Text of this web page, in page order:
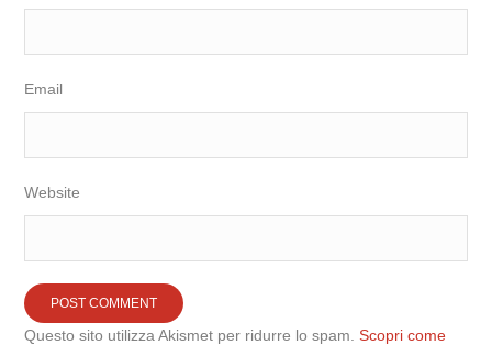
Email
Website
Questo sito utilizza Akismet per ridurre lo spam.Scopri come